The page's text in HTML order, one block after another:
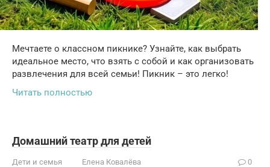
Мечтаете о классном пикнике? Узнайте, как выбрать
идеальное место, что взять с собой и как организовать
развлечения для всей семьи! Пикник – это легко!
Читать полностью
Домашний театр для детей
Дети и семья Елена Ковалёва 0